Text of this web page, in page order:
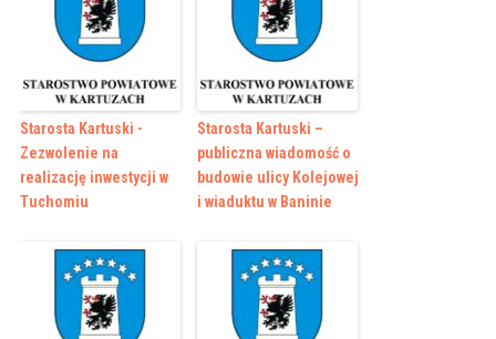
Starosta Kartuski -
Zezwolenie na
realizację inwestycji w
Tuchomiu
Starosta Kartuski –
publiczna wiadomość o
budowie ulicy Kolejowej
i wiaduktu w Baninie